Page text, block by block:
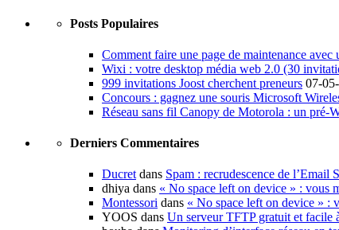
Posts Populaires
Comment faire une page de maintenance avec
Wixi : votre desktop média web 2.0 (30
999 invitations Joost cherchent preneurs 07-
Concours : gagnez une souris Microsoft
Réseau sans fil Canopy de Motorola : un pré-
Derniers Commentaires
Ducretdans Spam : recrudescence de
dhiya dans « No space left on device » : vous
Montessori dans « No space left on device » :
YOOS dans Un serveur TFTP gratuit et facile